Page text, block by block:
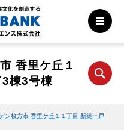
香里ケ丘１
3棟3号棟
ン枚方市 香里ケ丘１１丁目 新築一戸